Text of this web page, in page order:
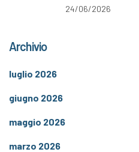
24/06/2026
Archivio
luglio 2026
giugno 2026
maggio 2026
marzo 2026